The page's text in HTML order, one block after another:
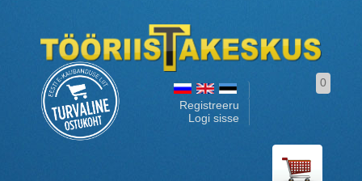
Registreeru
Logi sisse
0